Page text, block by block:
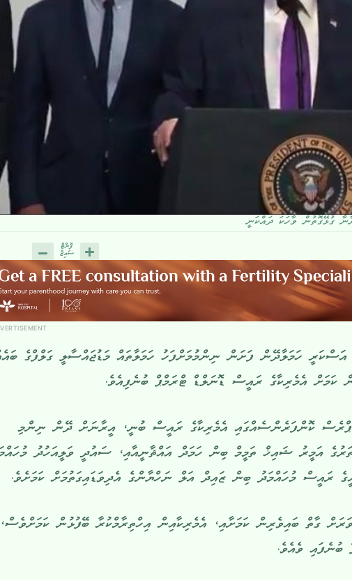
ހަމަލާދޭން ފަށަން ނިންމުމަށްފަހު ހަމަލާތައް މަޑުޖައްސާލީ ގަލްފްގެ
ކަމަށް އެމެރިކާގެ ރައީސް ޑޮނަލްޑް ޓްރަމްޕް ބުނެފިއެވެ.
ކޮންފަރެންސެއްގައި އެމެރިކާގެ ރައީސް ބުނީ، އީރާނަށް ދޭން ނިންމި
އަމީރު ޝައިޚް ތަމީމް ބިން ހަމަދް އައްޘާނީއާއި، ސައުދީ ވަލީއަހުދު
ރައީސް މުހައްމަދު ބިން ޒައިދް އަލް ނަހްޔާންގެ އެދިވަޑައިގަތުމަށް ކަމަށެވެ.
ގާތް ބައިވެރިން ކަމަށާއި، އެމެރިކާއިން އިހްތިރާމްކުރާ ބޭފުޅުން ކަމަށްވެސް،
ބުނެފައި ވެއެވެ.